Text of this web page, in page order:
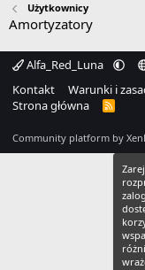
Użytkownicy
Amortyzatory
Alfa_Red_Luna
Kontakt
Warunki i
Strona główna
R
Community platform by